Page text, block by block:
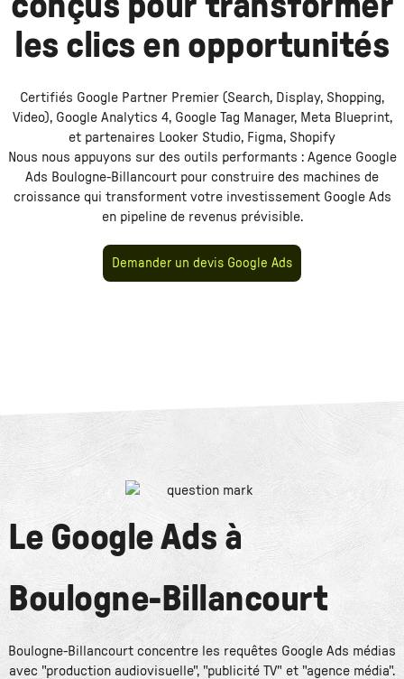
les clics en opportunités
Certifiés Google Partner Premier (Search, Display, Shopping,
Video), Google Analytics 4, Google Tag Manager, Meta Blueprint,
et partenaires Looker Studio, Figma, Shopify
Nous nous appuyons sur des outils performants : Agence Google
Ads Boulogne-Billancourtpour construire des machines de
croissance qui transforment votre investissement Google Ads
en pipeline de revenus prévisible.
Demander un devis Google Ads
LeGoogle Ads à
Boulogne-Billancourt
Boulogne-Billancourt concentre les requêtes Google Ads médias
avec "production audiovisuelle", "publicité TV" et "agence média".